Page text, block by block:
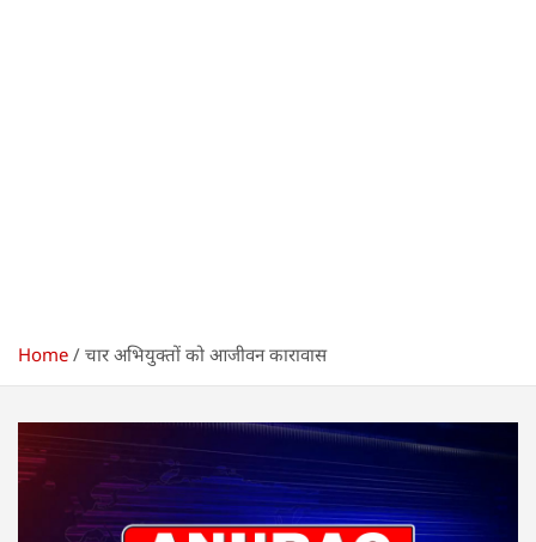
Home चार अभियुक्तों को आजीवन कारावास